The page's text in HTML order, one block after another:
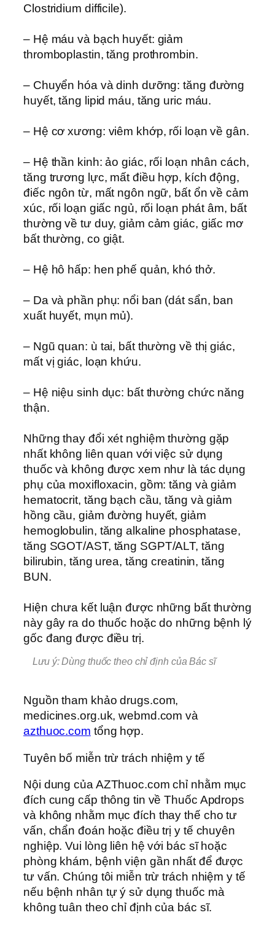
Clostridium difficile).
– Hệ máu và bạch huyết: giảm
thromboplastin, tăng prothrombin.
– Chuyển hóa và dinh dưỡng: tăng đường
huyết, tăng lipid máu, tăng uric máu.
– Hệ cơ xương: viêm khớp, rối loạn về gân.
– Hệ thần kinh: ảo giác, rối loạn nhân cách,
tăng trương lực, mất điều hợp, kích động,
điếc ngôn từ, mất ngôn ngữ, bất ổn về cảm
xúc, rối loạn giấc ngủ, rối loạn phát âm, bất
thường về tư duy, giảm cảm giác, giấc mơ
bất thường, co giật.
– Hệ hô hấp: hen phế quản, khó thở.
– Da và phần phụ: nổi ban (dát sẩn, ban
xuất huyết, mụn mủ).
– Ngũ quan: ù tai, bất thường về thị giác,
mất vị giác, loạn khứu.
– Hệ niệu sinh dục: bất thường chức năng
thận.
Những thay đổi xét nghiệm thường gặp
nhất không liên quan với việc sử dụng
thuốc và không được xem như là tác dụng
phụ của moxifloxacin, gồm: tăng và giảm
hematocrit, tăng bạch cầu, tăng và giảm
hồng cầu, giảm đường huyết, giảm
hemoglobulin, tăng alkaline phosphatase,
tăng SGOT/AST, tăng SGPT/ALT, tăng
bilirubin, tăng urea, tăng creatinin, tăng
BUN.
Hiện chưa kết luận được những bất thường
này gây ra do thuốc hoặc do những bệnh lý
gốc đang được điều trị.
Lưu ý: Dùng thuốc theo chỉ định của Bác sĩ
Nguồn tham khảo drugs.com,
medicines.org.uk, webmd.com và
azthuoc.com tổng hợp.
Tuyên bố miễn trừ trách nhiệm y tế
Nội dung của AZThuoc.com chỉ nhằm mục
đích cung cấp thông tin về Thuốc Apdrops
và không nhằm mục đích thay thế cho tư
vấn, chẩn đoán hoặc điều trị y tế chuyên
nghiệp. Vui lòng liên hệ với bác sĩ hoặc
phòng khám, bệnh viện gần nhất để được
tư vấn. Chúng tôi miễn trừ trách nhiệm y tế
nếu bệnh nhân tự ý sử dụng thuốc mà
không tuân theo chỉ định của bác sĩ.